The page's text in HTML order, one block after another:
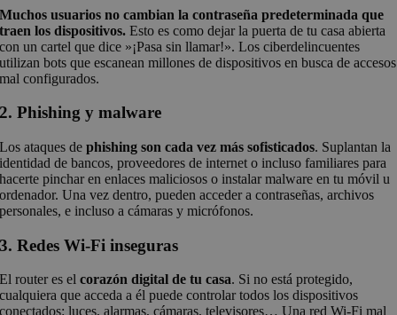
Muchos usuarios no cambian la contraseña predeterminada que
traen los dispositivos. Esto es como dejar la puerta de tu casa abierta
con un cartel que dice »¡Pasa sin llamar!». Los ciberdelincuentes
utilizan bots que escanean millones de dispositivos en busca de accesos
mal configurados.
2. Phishing y malware
Los ataques dephishing son cada vez más sofisticados. Suplantan la
identidad de bancos, proveedores de internet o incluso familiares para
hacerte pinchar en enlaces maliciosos o instalar malware en tu móvil u
ordenador. Una vez dentro, pueden acceder a contraseñas, archivos
personales, e incluso a cámaras y micrófonos.
3. Redes Wi-Fi inseguras
El router es elcorazón digital de tu casa. Si no está protegido,
cualquiera que acceda a él puede controlar todos los dispositivos
conectados: luces, alarmas, cámaras, televisores… Una red Wi-Fi mal